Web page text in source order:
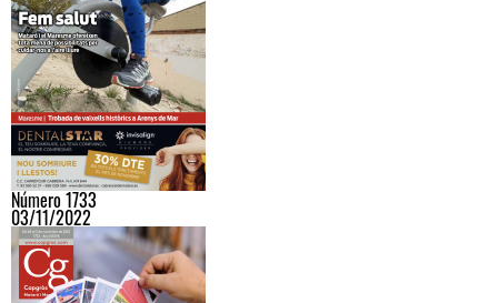
Número 1733
03/11/2022